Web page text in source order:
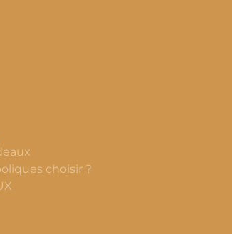
choisir ?